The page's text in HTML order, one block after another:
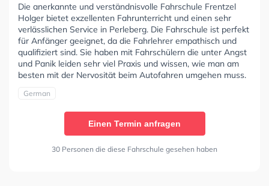
Die anerkannte und verständnisvolle Fahrschule Frentzel
Holger bietet exzellenten Fahrunterricht und einen sehr
verlässlichen Service in Perleberg. Die Fahrschule ist perfekt
für Anfänger geeignet, da die Fahrlehrer empathisch und
qualifiziert sind. Sie haben mit Fahrschülern die unter Angst
und Panik leiden sehr viel Praxis und wissen, wie man am
besten mit der Nervosität beim Autofahren umgehen muss.
German
Einen Termin anfragen
30 Personen die diese Fahrschule gesehen haben